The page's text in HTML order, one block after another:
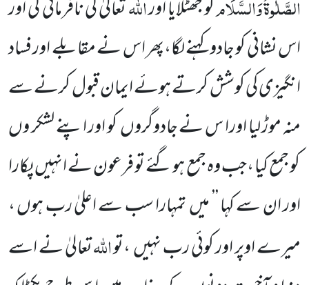
کو جھٹلایا اور تعالیٰ کی نافرمانی کی اور
اس نشانی کو جادو کہنے لگا،پھر اس نے مقابلے اور فساد
انگیزی کی کوشش کرتے ہوئے ایمان قبول کرنے سے
منہ موڑ لیا اورا س نے جادوگروںکو اور اپنے لشکر وں
کو جمع کیا ،جب وہ جمع ہو گئے تو فرعون نے انہیںپکارا
اور ان سے کہا ’’ میںتمہارا سب سے اعلیٰ رب ہوں ،
میرے اوپر اور کوئی رب نہیں،تواللّٰہتعالیٰ نے اسے